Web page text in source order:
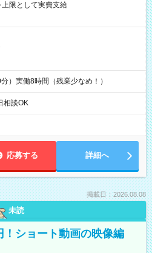
限として実費支給
）実働8時間（残業少なめ！）
談OK
応募する 詳細へ
掲載日：2026.08.08
未読
ショート動画の映像編